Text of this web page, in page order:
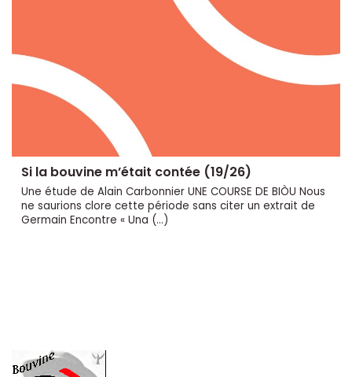
Si la bouvine m’était contée (19/26)
Une étude de Alain Carbonnier UNE COURSE DE BIÒU Nous
ne saurions clore cette période sans citer un extrait de
Germain Encontre « Una (…)